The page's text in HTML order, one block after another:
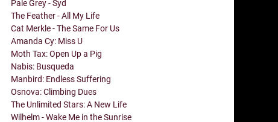
Pale Grey - Syd
The Feather - All My Life
Cat Merkle - The Same For Us
Amanda Cy: Miss U
Moth Tax: Open Up a Pig
Nabis: Busqueda
Manbird: Endless Suffering
Osnova: Climbing Dues
The Unlimited Stars: A New Life
Wilhelm - Wake Me in the Sunrise